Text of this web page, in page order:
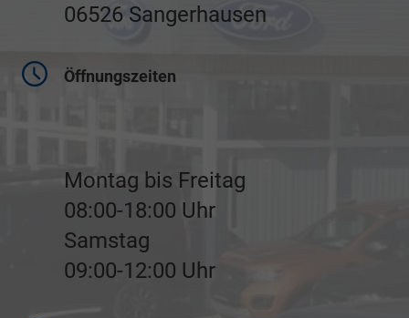
06526 Sangerhausen
Öffnungszeiten
Montag bis Freitag
08:00-18:00 Uhr
Samstag
09:00-12:00 Uhr